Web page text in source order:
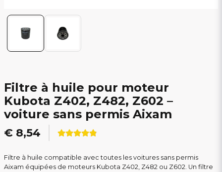
Filtre à huile pour moteur
Kubota Z402, Z482, Z602 –
voiture sans permis Aixam
€ 8,54
Filtre à huile compatible avec toutes les voitures sans permis
Aixam équipées de moteurs Kubota Z402, Z482 ou Z602. Un filtre